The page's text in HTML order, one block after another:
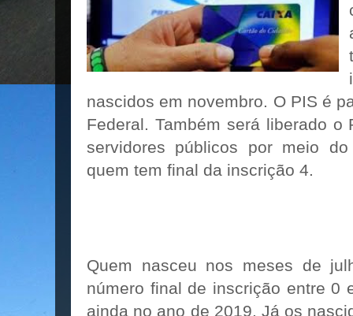
nascidos em novembro. O PIS é
Federal. Também será liberado o
servidores públicos por meio
quem tem final da inscrição 4.
Quem nasceu nos meses de
número final de inscrição entre 0
ainda no ano de 2019. Já os